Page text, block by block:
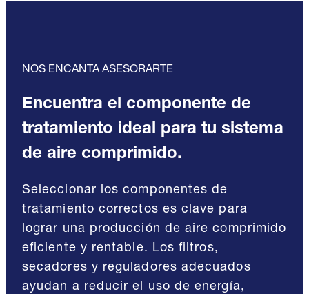
NOS ENCANTA ASESORARTE
Encuentra el componente de
tratamiento ideal para tu sistema
de aire comprimido.
Seleccionar los componentes de
tratamiento correctos es clave para
lograr una producción de aire comprimido
eficiente y rentable. Los filtros,
secadores y reguladores adecuados
ayudan a reducir el uso de energía,